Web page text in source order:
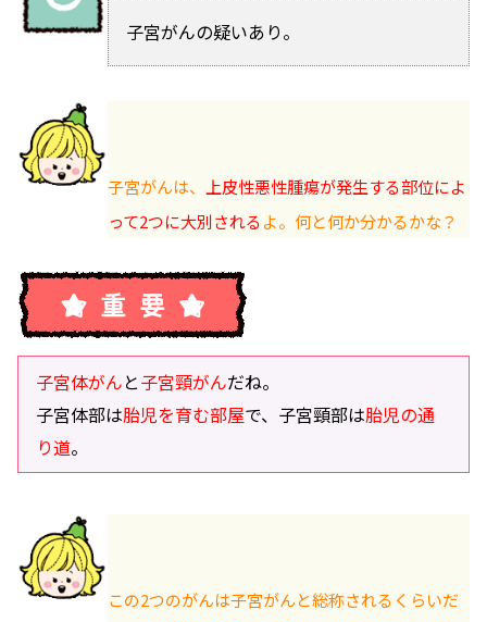
子宮がんの疑いあり。
子宮がんは、
上皮性悪性腫瘍が発生する部位によ
って2つに大別されるよ。何と何か分かるかな？
子宮体がんと子宮頸がんだね。
子宮体部は胎児を育む部屋で、子宮頸部は胎児の通
り道。
この2つのがんは子宮がんと総称されるくらいだ